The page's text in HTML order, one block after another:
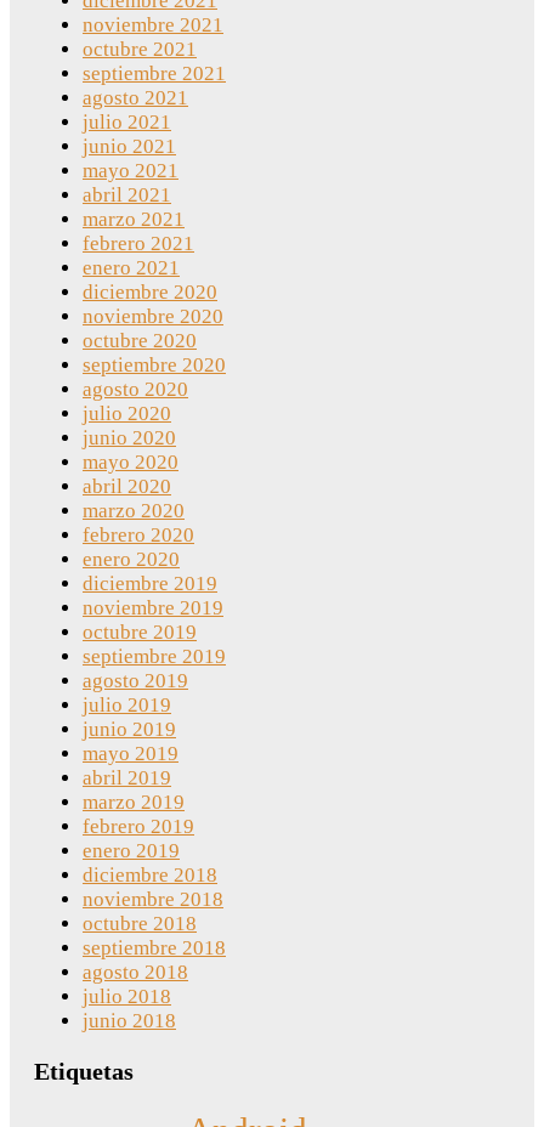
noviembre 2021
octubre 2021
septiembre 2021
agosto 2021
julio 2021
junio 2021
mayo 2021
abril 2021
marzo 2021
febrero 2021
enero 2021
diciembre 2020
noviembre 2020
octubre 2020
septiembre 2020
agosto 2020
julio 2020
junio 2020
mayo 2020
abril 2020
marzo 2020
febrero 2020
enero 2020
diciembre 2019
noviembre 2019
octubre 2019
septiembre 2019
agosto 2019
julio 2019
junio 2019
mayo 2019
abril 2019
marzo 2019
febrero 2019
enero 2019
diciembre 2018
noviembre 2018
octubre 2018
septiembre 2018
agosto 2018
julio 2018
junio 2018
Etiquetas